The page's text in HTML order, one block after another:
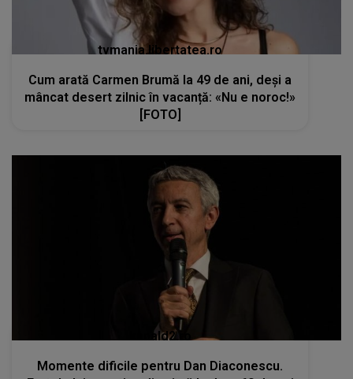
tvmania.libertatea.ro
Cum arată Carmen Brumă la 49 de ani, deși a
mâncat desert zilnic în vacanță: «Nu e noroc!»
[FOTO]
kanald2.ro
Momente dificile pentru Dan Diaconescu.